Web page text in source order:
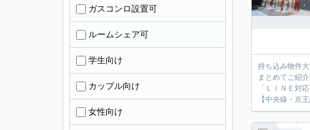
持ち込み物件
まとめてご紹
「ＬＩＮＥ対
【中央線・京
ガスコンロ設置可
ルームシェア可
学生向け
カップル向け
女性向け